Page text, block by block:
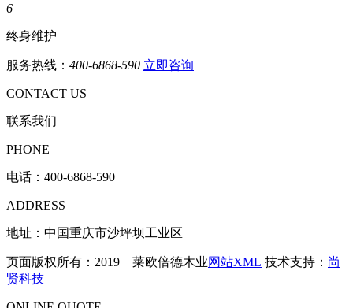
6
终身维护
服务热线： 400-6868-590 立即咨询
CONTACT US
联系我们
PHONE
电话： 400-6868-590
ADDRESS
地址：中国重庆市沙坪坝工业区
页面版权所有：2019 莱欧倍德木业网站XML 技术支持： 尚
贤科技